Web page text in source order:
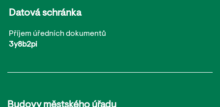
Datová schránka
Příjem úředních dokumentů
3y8b2pi
Budovy městského úřadu